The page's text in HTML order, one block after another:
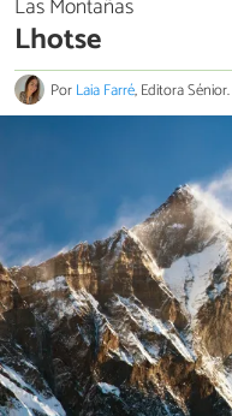
Las Montañas
Lhotse
PorLaia Farré, Editora Sénior.